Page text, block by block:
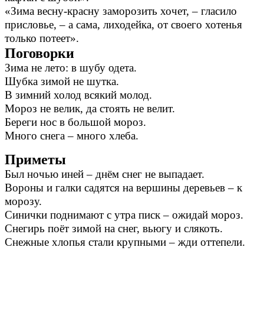
«Зима весну-красну заморозить хочет, – гласило
присловье, – а сама, лиходейка, от своего хотенья
только потеет».
Поговорки
Зима не лето: в шубу одета.
Шубка зимой не шутка.
В зимний холод всякий молод.
Мороз не велик, да стоять не велит.
Береги нос в большой мороз.
Много снега – много хлеба.
Приметы
Был ночью иней – днём снег не выпадает.
Вороны и галки садятся на вершины деревьев – к
морозу.
Синички поднимают с утра писк – ожидай мороз.
Снегирь поёт зимой на снег, вьюгу и слякоть.
Снежные хлопья стали крупными – жди оттепели.